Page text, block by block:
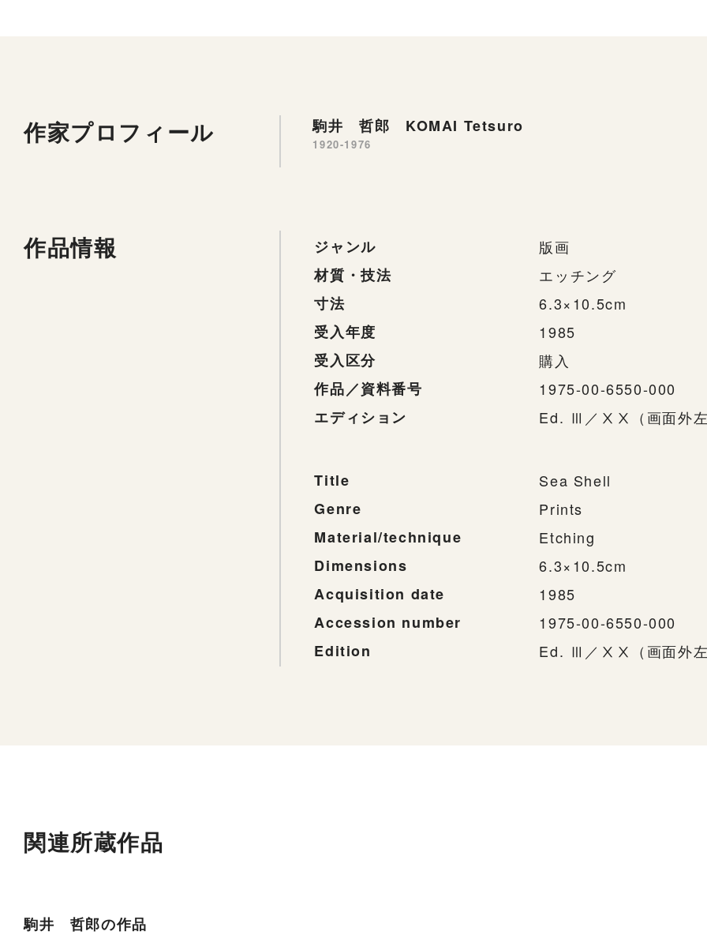
作家プロフィール 駒井 哲郎 KOMAI Tetsuro
1920-1976
作品情報 ジャンル
版画
材質・技法
エッチング
寸法
6.3×10.5cm
受入年度
1985
受入区分
購入
作品／資料番号
1975-00-6550-000
エディション
Ed. Ⅲ／ⅩⅩ（画面外左
Title
Sea Shell
Genre
Prints
Material/technique
Etching
Dimensions
6.3×10.5cm
Acquisition date
1985
Accession number
1975-00-6550-000
Edition
Ed. Ⅲ／ⅩⅩ（画面外左
関連所蔵作品
駒井 哲郎の作品